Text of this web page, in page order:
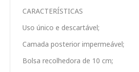
CARACTERÍSTICAS
Uso único e descartável;
Camada posterior impermeável;
Bolsa recolhedora de 10 cm;